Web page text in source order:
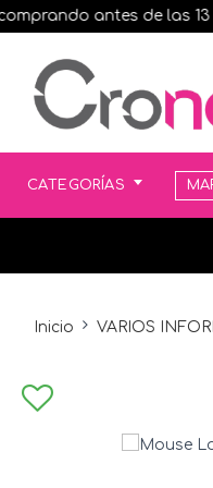
antes de las 13 hrs.
CATEGORÍAS
Inicio VARIOS